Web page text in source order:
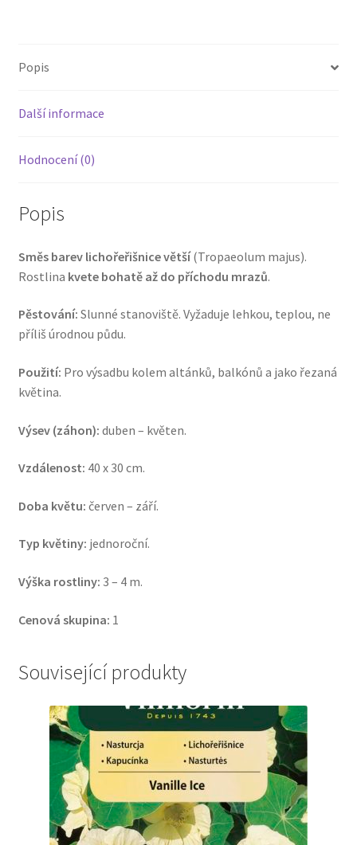
Popis
Další informace
Hodnocení (0)
Popis
Směs barev lichořeřišnice větší(Tropaeolum majus).
Rostlina kvete bohatě až do příchodu mrazů.
Pěstování: Slunné stanoviště. Vyžaduje lehkou, teplou, ne
příliš úrodnou půdu.
Použití: Pro výsadbu kolem altánků, balkónů a jako řezaná
květina.
Výsev (záhon): duben – květen.
Vzdálenost: 40 x 30 cm.
Doba květu: červen – září.
Typ květiny: jednoroční.
Výška rostliny: 3 – 4 m.
Cenová skupina: 1
Související produkty